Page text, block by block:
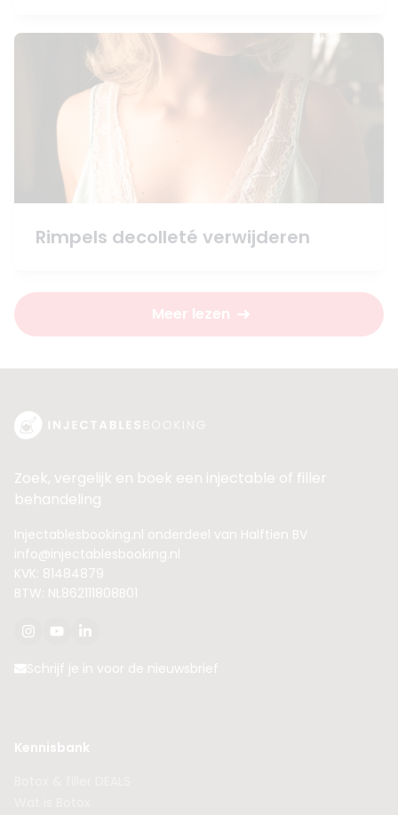
Rimpels decolleté verwijderen
Meer lezen
Zoek, vergelijk en boek een injectable of filler
behandeling
Injectablesbooking.nl onderdeel van Halftien BV
info@injectablesbooking.nl
KVK: 81484879
BTW: NL862111808B01
Schrijf je in voor de nieuwsbrief
Kennisbank